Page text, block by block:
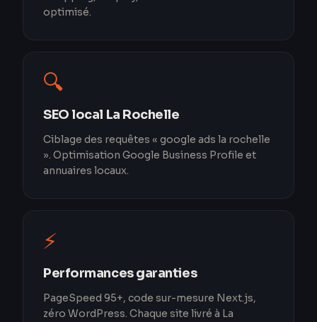
optimisé.
🔍
SEO local La Rochelle
Ciblage des requêtes « google ads la rochelle
». Optimisation Google Business Profile et
annuaires locaux.
⚡
Performances garanties
PageSpeed 95+, code sur-mesure Next.js,
zéro WordPress. Chaque site livré à La